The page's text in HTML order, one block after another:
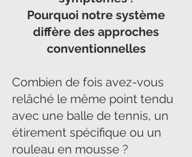
Pourquoi notre système
diffère des approches
conventionnelles
Combien de fois avez-vous
relâché le même point tendu
avec une balle de tennis, un
étirement spécifique ou un
rouleau en mousse ?